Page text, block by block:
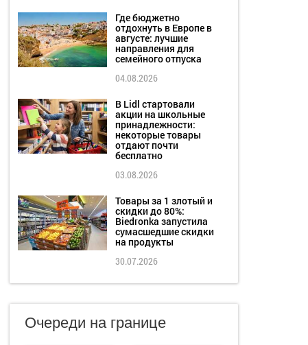
Где бюджетно
отдохнуть в Европе в
августе: лучшие
направления для
семейного отпуска
04.08.2026
В Lidl стартовали
акции на школьные
принадлежности:
некоторые товары
отдают почти
бесплатно
03.08.2026
Товары за 1 злотый и
скидки до 80%:
Biedronka запустила
сумасшедшие скидки
на продукты
30.07.2026
Очереди на границе